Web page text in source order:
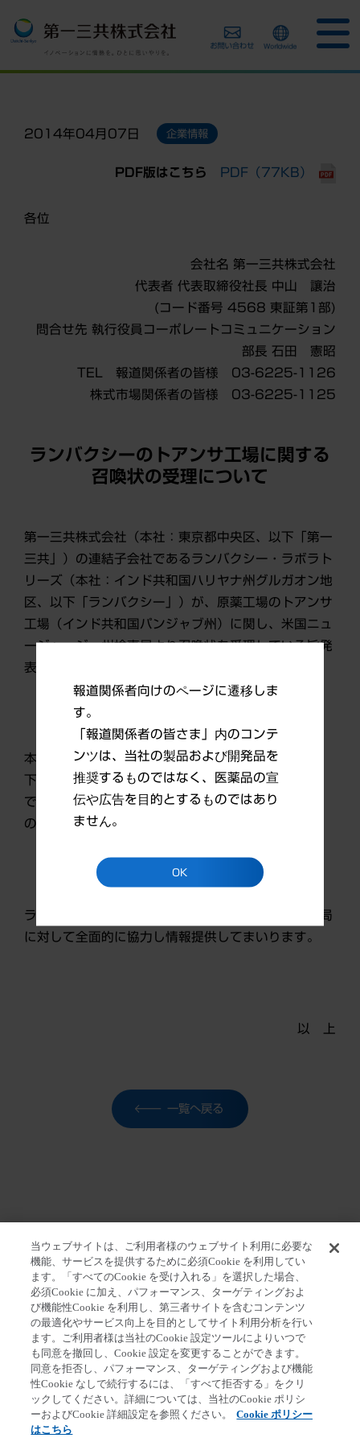
ホーム > 報道関係者の皆さま > プレスリリース >
バクシーのトアンサ工場に関する召喚状の受理について
2014年04月07日 企業情報
PDF版はこちら PDF（77KB）
各位
会社名 第一三共株式会社
代表者 代表取締役社長 中山 讓治
(コード番号 4568 東証第1部)
問合せ先 執行役員コーポレートコミュニケーション
部長 石田 憲昭
TEL 報道関係者の皆様 03-6225-1126
株式市場関係者の皆様 03-6225-1125
ランバクシーのトアンサ工場に関する
召喚状の受理について
第一三共株式会社（本社：東京都中央区、以下「第一
三共」）の連結子会社であるランバクシー・ラボラト
リーズ（本社：インド共和国ハリヤナ州グルガオン地
区、以下「ランバクシー」）が、原薬工場のトアンサ
工場（インド共和国パンジャブ州）に関し、米国ニュ
ージャージー州検事局より召喚状を受理している旨発
表しましたので、お知らせいたします。
本工場は、既に発表の通り、米国食品医薬品局（以
下、「FDA」）より、禁輸措置を受け、FDAとの間
で締結した同意協定書（Consent Decree）の一定
の条件が適用されております。
ランバクシーは、今後本件の早急な解決に向け、当局
に対して全面的に協力し情報提供してまいります。
以 上
一覧へ戻る
第一三共個人情報保護方針 クッキーポリシー
ソーシャルメディアポリシー ご利用条件
アクセシビリティ方針
報道関係者向けのページに遷移しま
す。
「報道関係者の皆さま」内のコンテ
ンツは、当社の製品および開発品を
推奨するものではなく、医薬品の宣
伝や広告を目的とするものではあり
ません。
OK
当ウェブサイトは、ご利用者様のウェブサイト利用に必要な
機能、サービスを提供するために必須Cookie を利用してい
ます。「すべてのCookie を受け入れる」を選択した場合、
必須Cookie に加え、パフォーマンス、ターゲティングおよ
び機能性Cookie を利用し、第三者サイトを含むコンテンツ
の最適化やサービス向上を目的としてサイト利用分析を行い
ます。ご利用者様は当社のCookie 設定ツールによりいつで
も同意を撤回し、Cookie 設定を変更することができます。
同意を拒否し、パフォーマンス、ターゲティングおよび機能
性Cookie なしで続行するには、「すべて拒否する」をクリ
ックしてください。詳細については、当社のCookie ポリシ
ーおよびCookie 詳細設定を参照ください。
Cookie ポリシー
はこちら